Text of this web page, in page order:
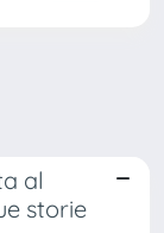
al
storie